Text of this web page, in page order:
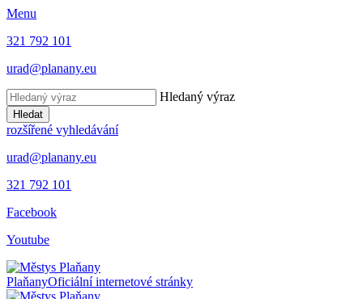
Menu
321 792 101
urad@planany.eu
Hledaný výraz
Hledat
rozšířené vyhledávání
urad@planany.eu
321 792 101
Facebook
Youtube
PlaňanyOficiální internetové stránky